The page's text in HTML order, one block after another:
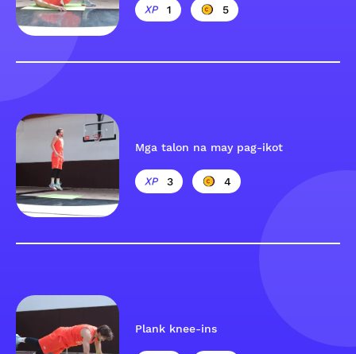
1 5
Mga talon na may pag-ikot
3 4
Plank knee-ins